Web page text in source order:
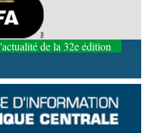
de la 32e édition